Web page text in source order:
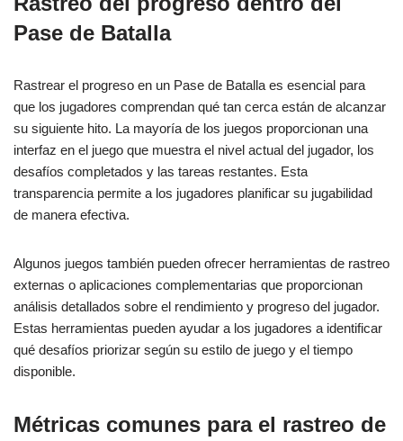
Pase de Batalla
Rastrear el progreso en un Pase de Batalla es esencial para
que los jugadores comprendan qué tan cerca están de alcanzar
su siguiente hito. La mayoría de los juegos proporcionan una
interfaz en el juego que muestra el nivel actual del jugador, los
desafíos completados y las tareas restantes. Esta
transparencia permite a los jugadores planificar su jugabilidad
de manera efectiva.
Algunos juegos también pueden ofrecer herramientas de rastreo
externas o aplicaciones complementarias que proporcionan
análisis detallados sobre el rendimiento y progreso del jugador.
Estas herramientas pueden ayudar a los jugadores a identificar
qué desafíos priorizar según su estilo de juego y el tiempo
disponible.
Métricas comunes para el rastreo de